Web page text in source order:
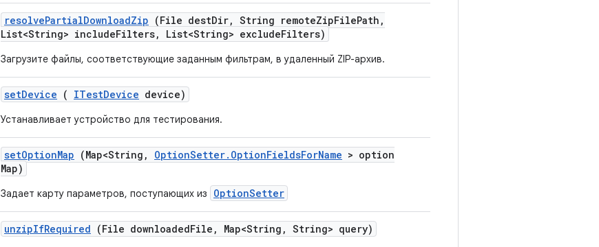
resolvePartialDownloadZip (File destDir, String remoteZipFilePath ,
List<String> includeFilters, List<String> excludeFilters)
Загрузите файлы, соответствующие заданным фильтрам, в удаленный ZIP-архив.
setDevice ( ITestDevice device)
Устанавливает устройство для тестирования.
setOptionMap (Map<String , OptionSetter. OptionFieldsForName > option
Map)
Задает карту параметров, поступающих из OptionSetter
unzipIfRequired (File downloadedFile , Map<String , String> query)